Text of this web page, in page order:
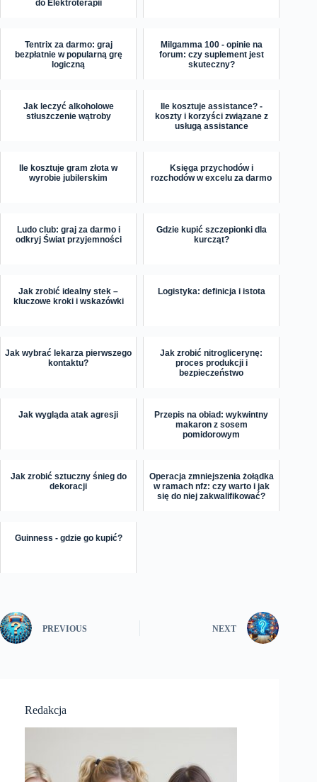
do Elektroterapii
Tentrix za darmo: graj
bezpłatnie w popularną grę
logiczną
Milgamma 100 - opinie na
forum: czy suplement jest
skuteczny?
Jak leczyć alkoholowe
stłuszczenie wątroby
Ile kosztuje assistance? -
koszty i korzyści związane z
usługą assistance
Ile kosztuje gram złota w
wyrobie jubilerskim
Księga przychodów i
rozchodów w excelu za darmo
Ludo club: graj za darmo i
odkryj Świat przyjemności
Gdzie kupić szczepionki dla
kurcząt?
Jak zrobić idealny stek –
kluczowe kroki i wskazówki
Logistyka: definicja i istota
Jak wybrać lekarza pierwszego
kontaktu?
Jak zrobić nitroglicerynę:
proces produkcji i
bezpieczeństwo
Jak wygląda atak agresji
Przepis na obiad: wykwintny
makaron z sosem
pomidorowym
Jak zrobić sztuczny śnieg do
dekoracji
Operacja zmniejszenia żołądka
w ramach nfz: czy warto i jak
się do niej zakwalifikować?
Guinness - gdzie go kupić?
PREVIOUS NEXT
Redakcja